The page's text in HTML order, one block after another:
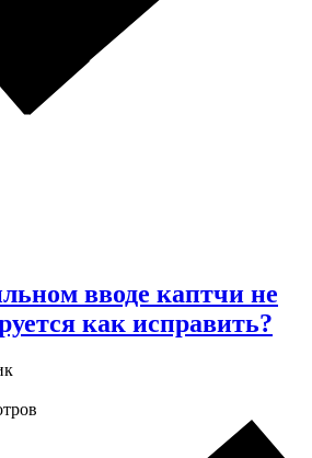
вводе каптчи не
как исправить?